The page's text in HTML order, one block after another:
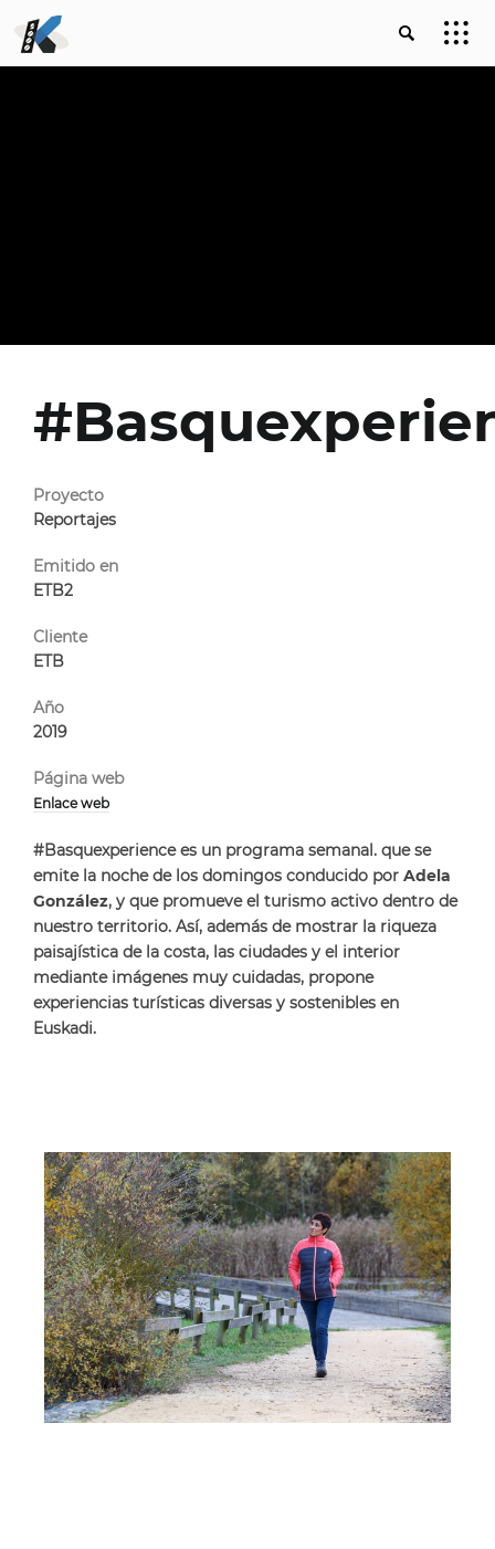
Proyecto
Reportajes
Emitido en
ETB2
Cliente
ETB
Año
2019
Página web
Enlace web
#Basquexperience es un programa semanal. que se
emite la noche de los domingos conducido por Adela
González, y que promueve el turismo activo dentro de
nuestro territorio. Así, además de mostrar la riqueza
paisajística de la costa, las ciudades y el interior
mediante imágenes muy cuidadas, propone
experiencias turísticas diversas y sostenibles en
Euskadi.